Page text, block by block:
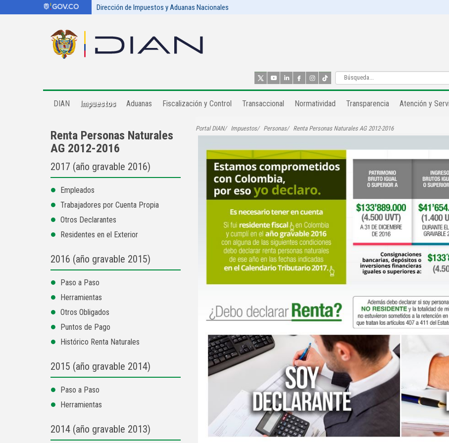
Dirección de Impuestos y Aduanas Nacionales
DIAN Impuestos Aduanas Fiscalización y Control​ Transaccional Normatividad Transparencia Atención y
Renta Personas Naturales
AG 2012-2016
2017 (año gravable 2016)
Empleados
Trabajadores por Cuenta Propia
Otros Declarantes
Residentes en el Exterior
2016 (año gravable 2015)
Paso a Paso
Herramientas
Otros Obligados
Puntos de Pago
Histórico Renta Naturales
2015 (año gravable 2014)
Paso a Paso
Herramientas
2014 (año gravable 2013)
Portal DIAN Impuestos Personas Renta Personas Naturales AG 2012-2016